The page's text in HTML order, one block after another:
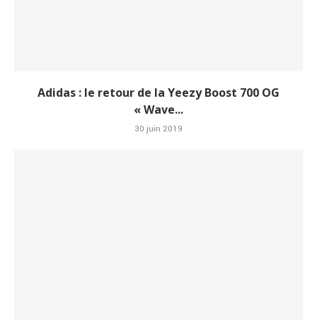
Adidas : le retour de la Yeezy Boost 700 OG
« Wave...
30 juin 2019